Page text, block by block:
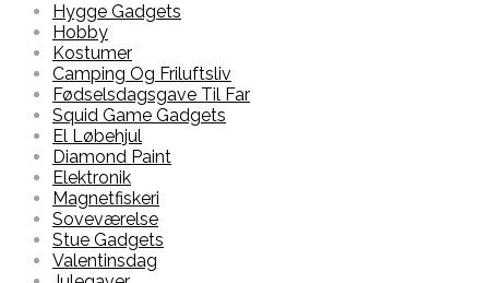
Hygge Gadgets
Hobby
Kostumer
Camping Og Friluftsliv
Fødselsdagsgave Til Far
Squid Game Gadgets
El Løbehjul
Diamond Paint
Elektronik
Magnetfiskeri
Soveværelse
Stue Gadgets
Valentinsdag